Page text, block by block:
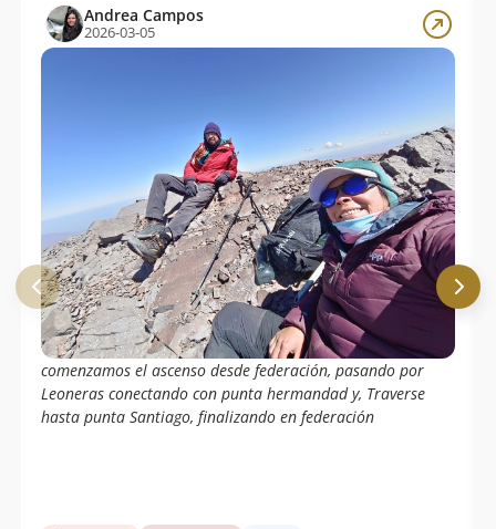
Andrea Campos
2026-03-05
comenzamos el ascenso desde federación, pasando por
Leoneras conectando con punta hermandad y, Traverse
hasta punta Santiago, finalizando en federación